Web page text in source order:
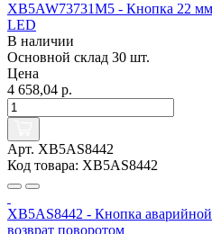
XB5AW73731M5 - Кнопка 22
LED
В наличии
Основной склад 30 шт.
Цена
4 658,04 р.
Арт. XB5AS8442
Код товара: XB5AS8442
XB5AS8442 - Кнопка
возврат поворотом